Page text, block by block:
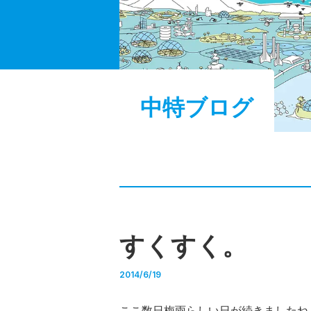
中特ブログ
すくすく。
2014/6/19